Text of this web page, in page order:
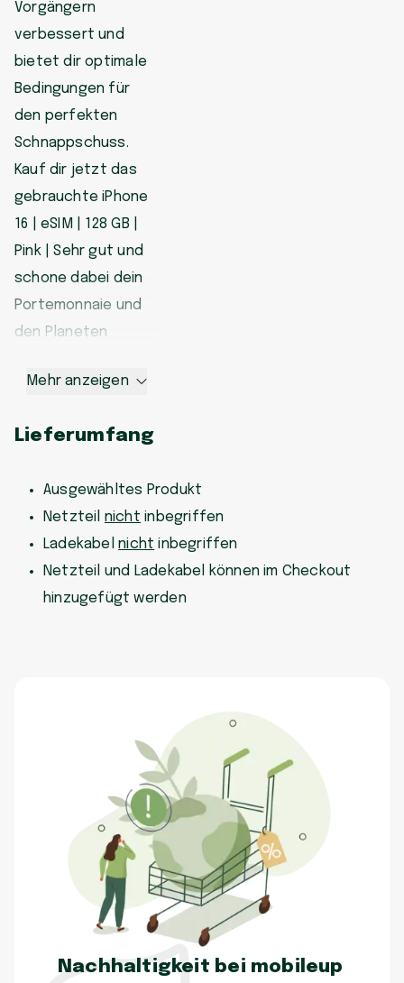
Vorgängern
verbessert und
bietet dir optimale
Bedingungen für
den perfekten
Schnappschuss.
Kauf dir jetzt das
gebrauchte iPhone
16 | eSIM | 128 GB |
Pink | Sehr gut und
schone dabei dein
Portemonnaie und
den Planeten
Mehr anzeigen
Lieferumfang
Ausgewähltes Produkt
Netzteil nicht inbegriffen
Ladekabelnicht inbegriffen
Netzteil und Ladekabel können im Checkout
hinzugefügt werden
Nachhaltigkeit bei mobileup